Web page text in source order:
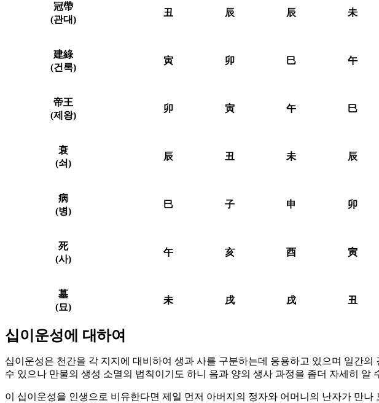
冠帶
(관대)
丑 辰 辰 未
建綠
(건록)
寅 卯 巳 午
帝王
(제왕)
卯 寅 午 巳
衰
(쇠)
辰 丑 未 辰
病
(병)
巳 子 申 卯
死
(사)
午 亥 酉 寅
墓
(묘)
未 戌 戌 丑
십이운성에 대하여
십이운성은 천간을 각 지지에 대비하여 생과 사를 구분하는데 응용하고 있으며 일간
수 있으나 만물의 생성 소멸의 법칙이기도 하니 음과 양의 생사 과정을 좀더 자세히 알
이 십이운성을 인생으로 비유한다면 제일 먼저 아버지의 정자와 어머니의 난자가 만